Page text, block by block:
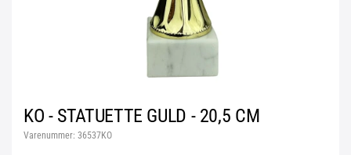
KO - STATUETTE GULD - 20,5 CM
Varenummer: 36537KO